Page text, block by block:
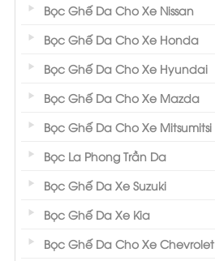
Bọc Ghế Da Cho Xe Nissan
Bọc Ghế Da Cho Xe Honda
Bọc Ghế Da Cho Xe Hyundai
Bọc Ghế Da Cho Xe Mazda
Bọc Ghế Da Cho Xe Mitsumitsi
Bọc La Phong Trần Da
Bọc Ghế Da Xe Suzuki
Bọc Ghế Da Xe Kia
Bọc Ghế Da Cho Xe Chevrolet